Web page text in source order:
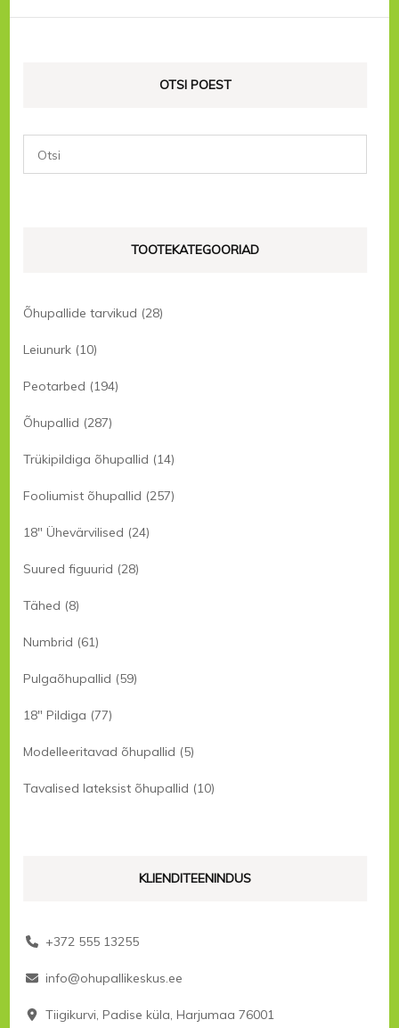
OTSI POEST
TOOTEKATEGOORIAD
Õhupallide tarvikud (28)
Leiunurk (10)
Peotarbed (194)
Õhupallid (287)
Trükipildiga õhupallid (14)
Fooliumist õhupallid (257)
18" Ühevärvilised (24)
Suured figuurid (28)
Tähed (8)
Numbrid (61)
Pulgaõhupallid (59)
18" Pildiga (77)
Modelleeritavad õhupallid (5)
Tavalised lateksist õhupallid (10)
KLIENDITEENINDUS
+372 555 13255
info@ohupallikeskus.ee
Tiigikurvi, Padise küla, Harjumaa 76001